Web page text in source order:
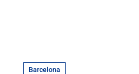
Barcelona